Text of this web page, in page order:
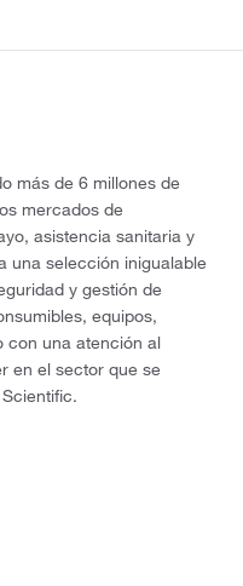
más de 6 millones de
mercados de
asistencia sanitaria y
una selección inigualable
y gestión de
equipos,
con una atención al
en el sector que se